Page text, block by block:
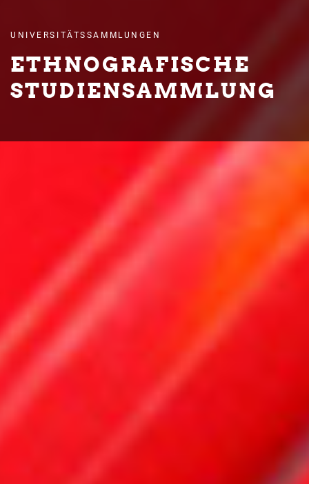
UNIVERSITÄTSSAMMLUNGEN
ETHNOGRAFISCHE
STUDIENSAMMLUNG